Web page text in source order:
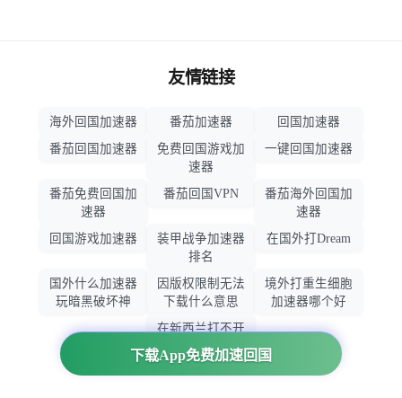
下载App免费加速回国
友情链接
海外回国加速器 番茄加速器
回国加速器
番茄回国加速器
免费回国游戏加
速器
一键回国加速器
番茄免费回国加
速器
番茄回国VPN
番茄海外回国加
速器
回国游戏加速器
装甲战争加速器
排名
在国外打Dream
国外什么加速器
玩暗黑破坏神
因版权限制无法
下载什么意思
境外打重生细胞
加速器哪个好
在新西兰打不开
大智慧怎么办